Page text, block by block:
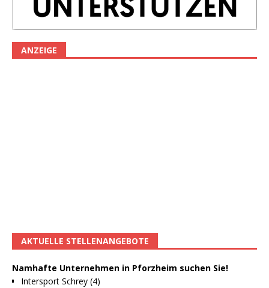
ANZEIGE
AKTUELLE STELLENANGEBOTE
Namhafte Unternehmen in Pforzheim suchen Sie!
Intersport Schrey (4)